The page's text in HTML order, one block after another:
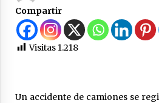
Ceres: Se ordenó
hombre investigado
moto
Niño 2026-2027
Compartir
Visitas 1.218
Un accidente de camiones se